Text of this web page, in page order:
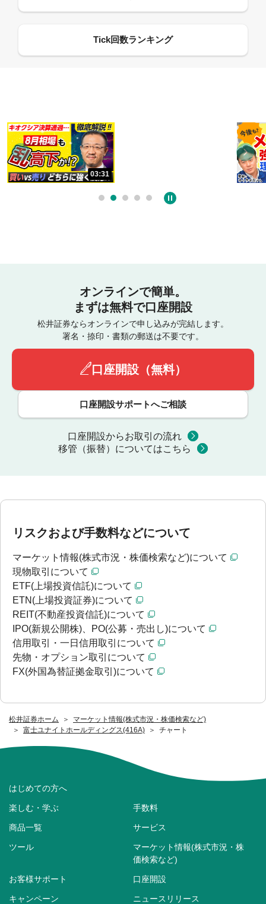
松井証券ホーム
マーケット情報(株式市況・株価検索など)
富士ユナイトホールディングス(416A)
チャート
オンラインで簡単。
まずは無料で口座開設
松井証券ならオンラインで申し込みが完結します。
署名・捺印・書類の郵送は不要です。
口座開設（無料）
口座開設サポートへご相談
口座開設からお取引の流れ
移管（振替）についてはこちら
リスクおよび手数料などについて
マーケット情報(株式市況・株価検索など)について
現物取引について
ETF(上場投資信託)について
ETN(上場投資証券)について
REIT(不動産投資信託)について
IPO(新規公開株)、PO(公募・売出し)について
信用取引・一日信用取引について
先物・オプション取引について
FX(外国為替証拠金取引)について
はじめての方へ
楽しむ・学ぶ 手数料
商品一覧 サービス
ツール
マーケット情報(株式市況・株
価検索など)
お客様サポート 口座開設
キャンペーン ニュースリリース